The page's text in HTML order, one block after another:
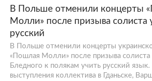
операцииРоссиина Украине,
уличилиТимошенко в том, что
использует в служебных
автомобиль Chevrolet Tahoe,
Киевудля гуманитарных нужд и
людей из зоны боевых
В Польше отменили концерты
Молли» после призыва солиста
русский
В Польше отменили концерты
«Пошлая Молли» после призыва
Бледного к полякам учить русский
выступления коллектива в Гданьске,